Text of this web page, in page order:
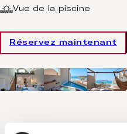
Vue de la piscine
Réservez maintenant